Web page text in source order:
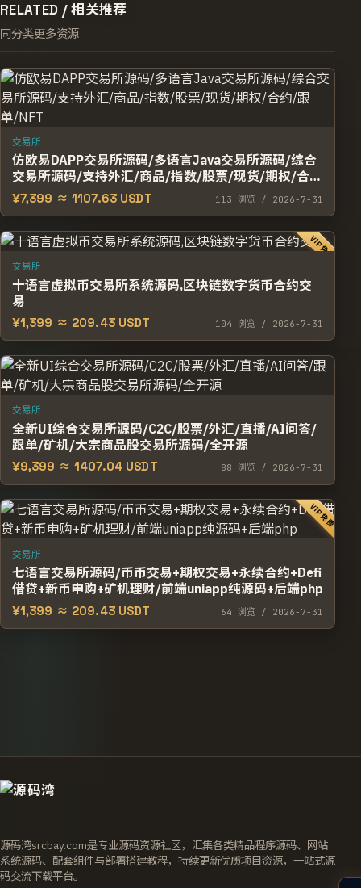
RELATED /相关推荐
同分类更多资源
交易所
仿欧易DAPP交易所源码/多语言Java交易所源码/综合
交易所源码/支持外汇/商品/指数/股票/现货/期权/合
约/跟单/NFT
¥7,399 ≈ 1107.63 USDT 113 浏览 / 2026-7-31
VIP免费
交易所
十语言虚拟币交易所系统源码,区块链数字货币合约交
易
¥1,399 ≈ 209.43 USDT 104 浏览 / 2026-7-31
交易所
全新UI综合交易所源码/C2C/股票/外汇/直播/AI问答/
跟单/矿机/大宗商品股交易所源码/全开源
¥9,399 ≈ 1407.04 USDT 88 浏览 / 2026-7-31
VIP免费
交易所
七语言交易所源码/币币交易+期权交易+永续合约+Defi
借贷+新币申购+矿机理财/前端uniapp纯源码+后端php
¥1,399 ≈ 209.43 USDT 64 浏览 / 2026-7-31
源码湾srcbay.com是专业源码资源社区，汇集各类精品程序源码、网站
系统源码、配套组件与部署搭建教程，持续更新优质项目资源，一站式源
码交流下载平台。